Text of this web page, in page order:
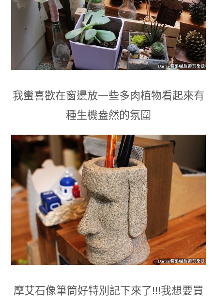
我蠻喜歡在窗邊放一些多肉植物看起來有
種生機盎然的氛圍
摩艾石像筆筒好特別記下來了!!!我想要買